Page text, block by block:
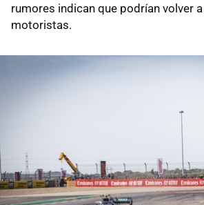
rumores indican que podrían volver
motoristas.